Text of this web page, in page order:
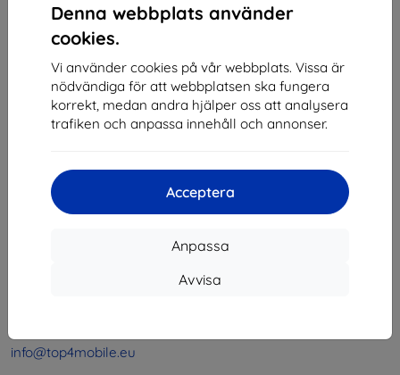
Denna webbplats använder
cookies.
Vi använder cookies på vår webbplats. Vissa är
nödvändiga för att webbplatsen ska fungera
korrekt, medan andra hjälper oss att analysera
trafiken och anpassa innehåll och annonser.
Acceptera
Anpassa
Avvisa
av totalt4.
Shield-SK s.r.o.
Momsregistreringsnummer:SK2023549671
info@top4mobile.eu